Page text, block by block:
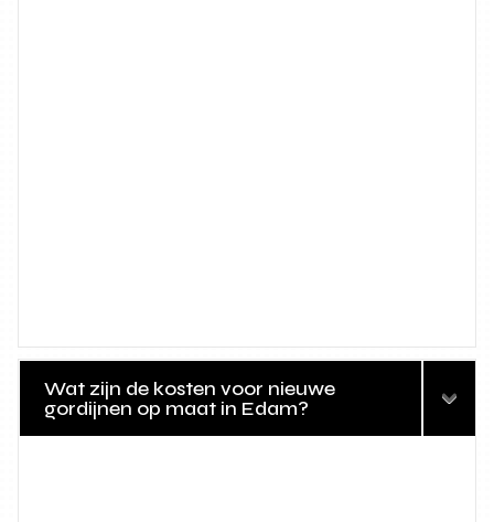
Wat zijn de kosten voor nieuwe
gordijnen op maat in Edam?